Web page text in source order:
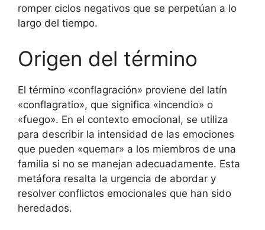
romper ciclos negativos que se perpetúan a lo
largo del tiempo.
Origen del término
El término «conflagración» proviene del latín
«conflagratio», que significa «incendio» o
«fuego». En el contexto emocional, se utiliza
para describir la intensidad de las emociones
que pueden «quemar» a los miembros de una
familia si no se manejan adecuadamente. Esta
metáfora resalta la urgencia de abordar y
resolver conflictos emocionales que han sido
heredados.